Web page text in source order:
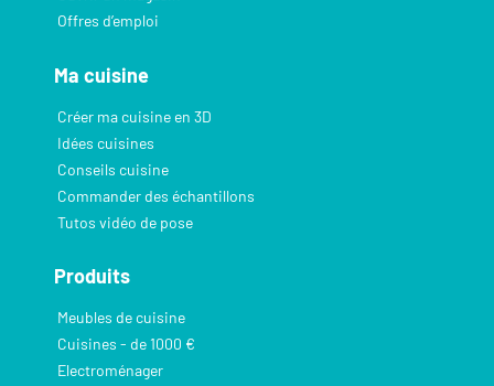
Offres d’emploi
Ma cuisine
Créer ma cuisine en 3D
Idées cuisines
Conseils cuisine
Commander des échantillons
Tutos vidéo de pose
Produits
Meubles de cuisine
Cuisines - de 1000 €
Electroménager